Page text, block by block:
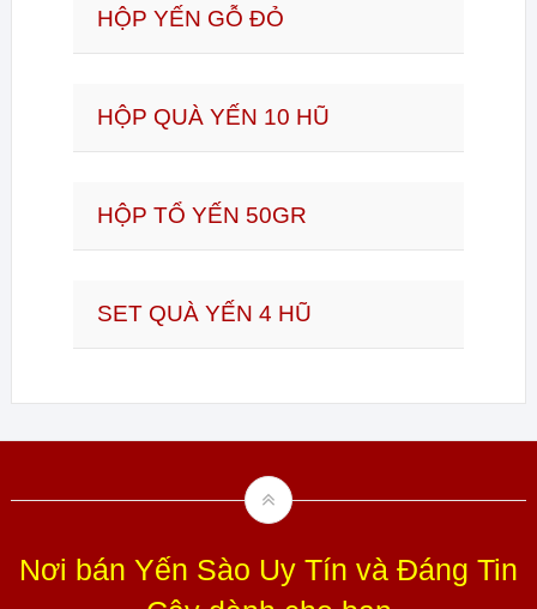
HỘP YẾN GỖ ĐỎ
HỘP QUÀ YẾN 10 HŨ
HỘP TỔ YẾN 50GR
SET QUÀ YẾN 4 HŨ
Nơi bán Yến Sào Uy Tín và Đáng Tin